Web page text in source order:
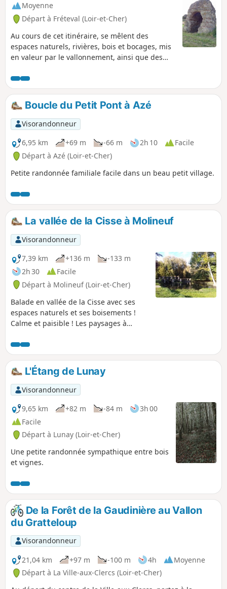
Moyenne
Départ à Fréteval (Loir-et-Cher)
Au cours de cet itinéraire, se mêlent des
espaces naturels, rivières, bois et bocages, mis
en valeur par le vallonnement, ainsi que des
remarquables, le château féodal de Fréteval
dont le donjon date de 1100, et la Tour Grisset,
Cella d'un ancien temple gallo-romain, unique
en Europe du Nord.
Boucle du Petit Pont à Azé
Visorandonneur
6,95 km
+69 m -66 m 2h 10
Facile
Départ à Azé (Loir-et-Cher)
Petite randonnée familiale facile dans un beau petit village.
La vallée de la Cisse à Molineuf
Visorandonneur
7,39 km
+136 m
-133 m
2h 30
Facile
Départ à Molineuf (Loir-et-Cher)
Balade en vallée de la Cisse avec ses
espaces naturels et ses boisements !
Calme et paisible ! Les paysages à
la rivière la Cisse et par des coteaux
boisés qui surplombent la vallée de
pentes plus ou moins abruptes.
Plusieurs moulins viennent ponctuer le
cours de la rivière et en renforcer la
présence.
L'Étang de Lunay
Visorandonneur
9,65 km
+82 m -84 m
3h 00
Facile
Départ à Lunay (Loir-et-Cher)
Une petite randonnée sympathique entre bois
et vignes.
De la Forêt de la Gaudinière au Vallon
du Gratteloup
Visorandonneur
21,04 km
+97 m -100 m 4h
Moyenne
Départ à La Ville-aux-Clercs (Loir-et-Cher)